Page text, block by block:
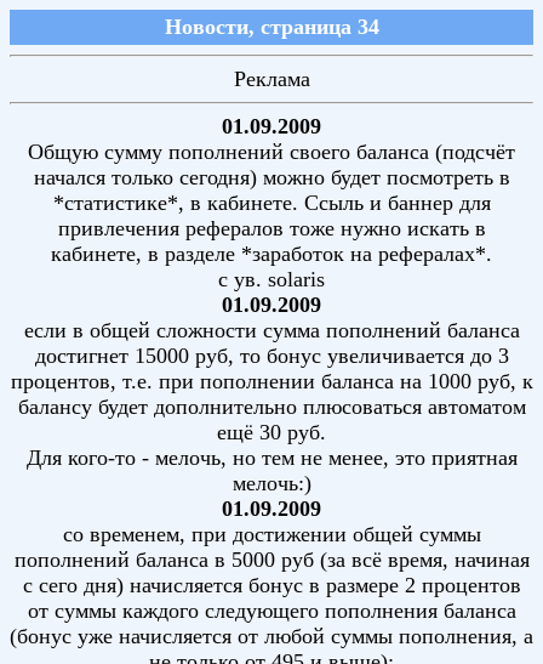
Новости, страница 34
Реклама
01.09.2009
Общую сумму пополнений своего баланса (подсчёт
начался только сегодня) можно будет посмотреть в
*статистике*, в кабинете. Ссыль и баннер для
привлечения рефералов тоже нужно искать в
кабинете, в разделе *заработок на рефералах*.
с ув. solaris
01.09.2009
если в общей сложности сумма пополнений баланса
достигнет 15000 руб, то бонус увеличивается до 3
процентов, т.е. при пополнении баланса на 1000 руб, к
балансу будет дополнительно плюсоваться автоматом
ещё 30 руб.
Для кого-то - мелочь, но тем не менее, это приятная
мелочь:)
01.09.2009
со временем, при достижении общей суммы
пополнений баланса в 5000 руб (за всё время, начиная
с сего дня) начисляется бонус в размере 2 процентов
от суммы каждого следующего пополнения баланса
(бонус уже начисляется от любой суммы пополнения, а